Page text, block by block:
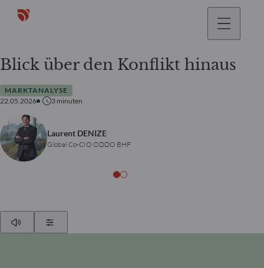
Blick über den Konflikt hinaus
MARKTANALYSE
22.05.2026
3 minuten
Laurent DENIZE
Global Co-CIO ODDO BHF